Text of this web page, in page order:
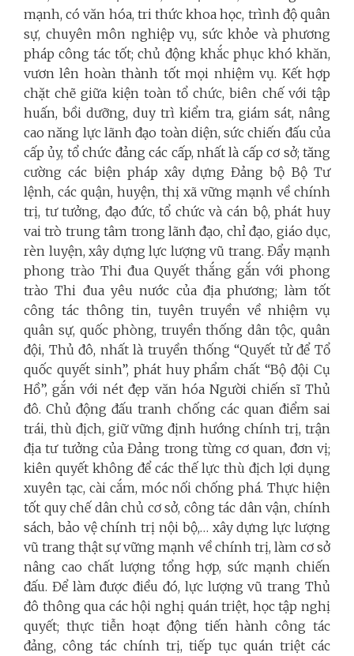
mạnh, có văn hóa, tri thức khoa học, trình độ quân
sự, chuyên môn nghiệp vụ, sức khỏe và phương
pháp công tác tốt; chủ động khắc phục khó khăn,
vươn lên hoàn thành tốt mọi nhiệm vụ. Kết hợp
chặt chẽ giữa kiện toàn tổ chức, biên chế với tập
huấn, bồi dưỡng, duy trì kiểm tra, giám sát, nâng
cao năng lực lãnh đạo toàn diện, sức chiến đấu của
cấp ủy, tổ chức đảng các cấp, nhất là cấp cơ sở; tăng
cường các biện pháp xây dựng Đảng bộ Bộ Tư
lệnh, các quận, huyện, thị xã vững mạnh về chính
trị, tư tưởng, đạo đức, tổ chức và cán bộ, phát huy
vai trò trung tâm trong lãnh đạo, chỉ đạo, giáo dục,
rèn luyện, xây dựng lực lượng vũ trang. Đẩy mạnh
phong trào Thi đua Quyết thắng gắn với phong
trào Thi đua yêu nước của địa phương; làm tốt
công tác thông tin, tuyên truyền về nhiệm vụ
quân sự, quốc phòng, truyền thống dân tộc, quân
đội, Thủ đô, nhất là truyền thống “Quyết tử để Tổ
quốc quyết sinh”, phát huy phẩm chất “Bộ đội Cụ
Hồ”, gắn với nét đẹp văn hóa Người chiến sĩ Thủ
đô. Chủ động đấu tranh chống các quan điểm sai
trái, thù địch, giữ vững định hướng chính trị, trận
địa tư tưởng của Đảng trong từng cơ quan, đơn vị;
kiên quyết không để các thế lực thù địch lợi dụng
xuyên tạc, cài cắm, móc nối chống phá. Thực hiện
tốt quy chế dân chủ cơ sở, công tác dân vận, chính
sách, bảo vệ chính trị nội bộ,… xây dựng lực lượng
vũ trang thật sự vững mạnh về chính trị, làm cơ sở
nâng cao chất lượng tổng hợp, sức mạnh chiến
đấu. Để làm được điều đó, lực lượng vũ trang Thủ
đô thông qua các hội nghị quán triệt, học tập nghị
quyết; thực tiễn hoạt động tiến hành công tác
đảng, công tác chính trị, tiếp tục quán triệt các